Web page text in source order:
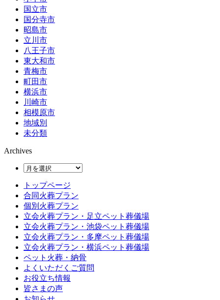
国立市
国分寺市
昭島市
立川市
八王子市
東大和市
青梅市
町田市
横浜市
川崎市
相模原市
地域別
未分類
Archives
トップページ
合同火葬プラン
個別火葬プラン
立会火葬プラン・足立ペット葬儀場
立会火葬プラン・池袋ペット葬儀場
立会火葬プラン・多摩ペット葬儀場
立会火葬プラン・横浜ペット葬儀場
ペット火葬・納骨
よくいただくご質問
お役立ち情報
皆さまの声